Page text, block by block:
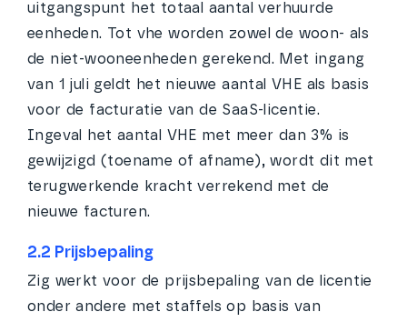
uitgangspunt het totaal aantal verhuurde
eenheden. Tot vhe worden zowel de woon- als
de niet-wooneenheden gerekend. Met ingang
van 1 juli geldt het nieuwe aantal VHE als basis
voor de facturatie van de SaaS-licentie.
Ingeval het aantal VHE met meer dan 3% is
gewijzigd (toename of afname), wordt dit met
terugwerkende kracht verrekend met de
nieuwe facturen.
2.2 Prijsbepaling
Zig werkt voor de prijsbepaling van de licentie
onder andere met staffels op basis van